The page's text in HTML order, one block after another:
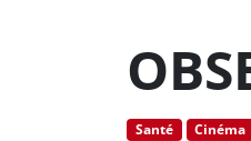
Santé Cinéma